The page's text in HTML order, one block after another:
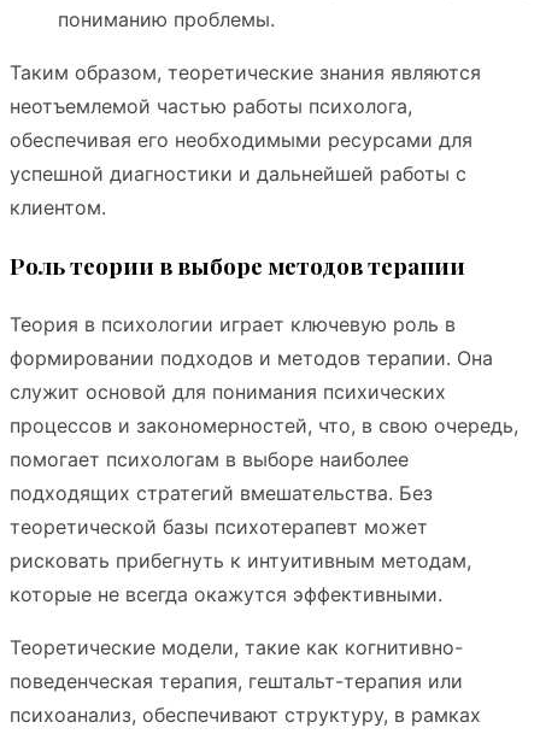
пониманию проблемы.
Таким образом, теоретические знания являются
неотъемлемой частью работы психолога,
обеспечивая его необходимыми ресурсами для
успешной диагностики и дальнейшей работы с
клиентом.
Роль теории в выборе методов терапии
Теория в психологии играет ключевую роль в
формировании подходов и методов терапии. Она
служит основой для понимания психических
процессов и закономерностей, что, в свою очередь,
помогает психологам в выборе наиболее
подходящих стратегий вмешательства. Без
теоретической базы психотерапевт может
рисковать прибегнуть к интуитивным методам,
которые не всегда окажутся эффективными.
Теоретические модели, такие как когнитивно-
поведенческая терапия, гештальт-терапия или
психоанализ, обеспечивают структуру, в рамках